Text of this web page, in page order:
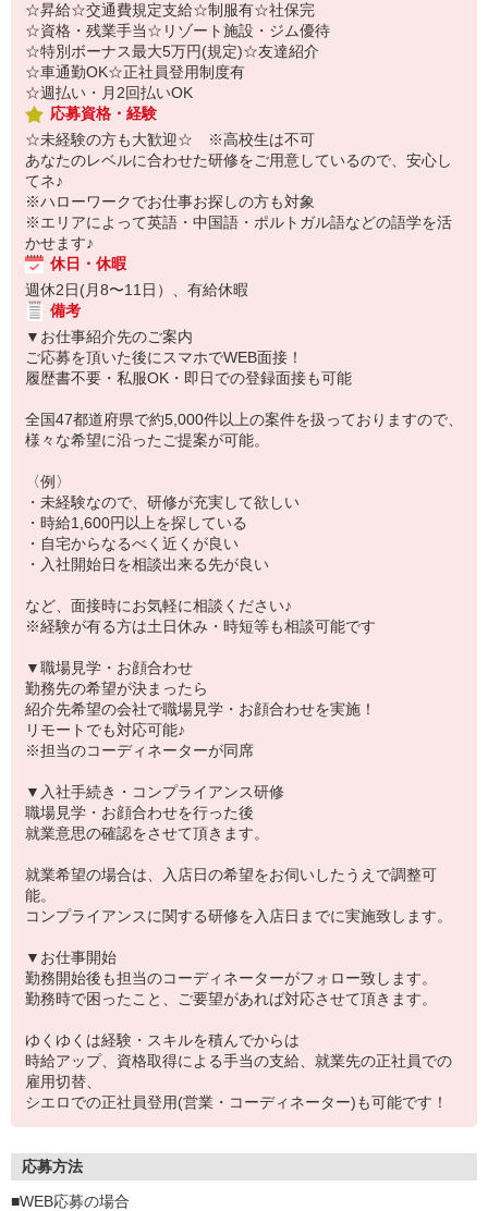
☆昇給☆交通費規定支給☆制服有☆社保完
☆資格・残業手当☆リゾート施設・ジム優待
☆特別ボーナス最大5万円(規定)☆友達紹介
☆車通勤OK☆正社員登用制度有
☆週払い・月2回払いOK
応募資格・経験
☆未経験の方も大歓迎☆ ※高校生は不可
あなたのレベルに合わせた研修をご用意しているので、安心し
てネ♪
※ハローワークでお仕事お探しの方も対象
※エリアによって英語・中国語・ポルトガル語などの語学を活
かせます♪
休日・休暇
週休2日(月8〜11日）、有給休暇
備考
▼お仕事紹介先のご案内
ご応募を頂いた後にスマホでWEB面接！
履歴書不要・私服OK・即日での登録面接も可能
全国47都道府県で約5,000件以上の案件を扱っておりますので、
様々な希望に沿ったご提案が可能。
〈例〉
・未経験なので、研修が充実して欲しい
・時給1,600円以上を探している
・自宅からなるべく近くが良い
・入社開始日を相談出来る先が良い
など、面接時にお気軽に相談ください♪
※経験が有る方は土日休み・時短等も相談可能です
▼職場見学・お顔合わせ
勤務先の希望が決まったら
紹介先希望の会社で職場見学・お顔合わせを実施！
リモートでも対応可能♪
※担当のコーディネーターが同席
▼入社手続き・コンプライアンス研修
職場見学・お顔合わせを行った後
就業意思の確認をさせて頂きます。
就業希望の場合は、入店日の希望をお伺いしたうえで調整可
能。
コンプライアンスに関する研修を入店日までに実施致します。
▼お仕事開始
勤務開始後も担当のコーディネーターがフォロー致します。
勤務時で困ったこと、ご要望があれば対応させて頂きます。
ゆくゆくは経験・スキルを積んでからは
時給アップ、資格取得による手当の支給、就業先の正社員での
雇用切替、
シエロでの正社員登用(営業・コーディネーター)も可能です！
応募方法
■WEB応募の場合